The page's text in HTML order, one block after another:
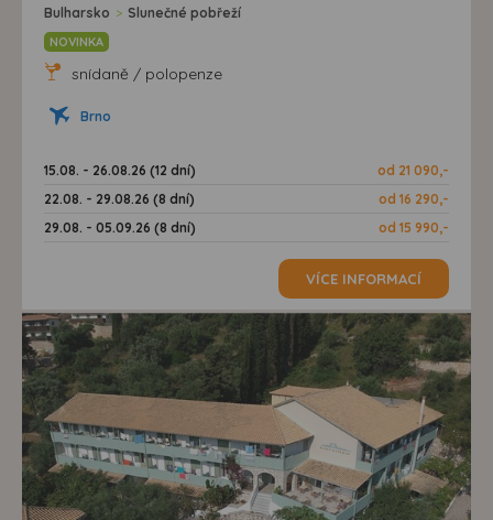
Bulharsko > Slunečné pobřeží
NOVINKA
snídaně / polopenze
Brno
15.08. - 26.08.26 (12 dní)
od 21 090,-
22.08. - 29.08.26 (8 dní)
od 16 290,-
29.08. - 05.09.26 (8 dní)
od 15 990,-
VÍCE INFORMACÍ